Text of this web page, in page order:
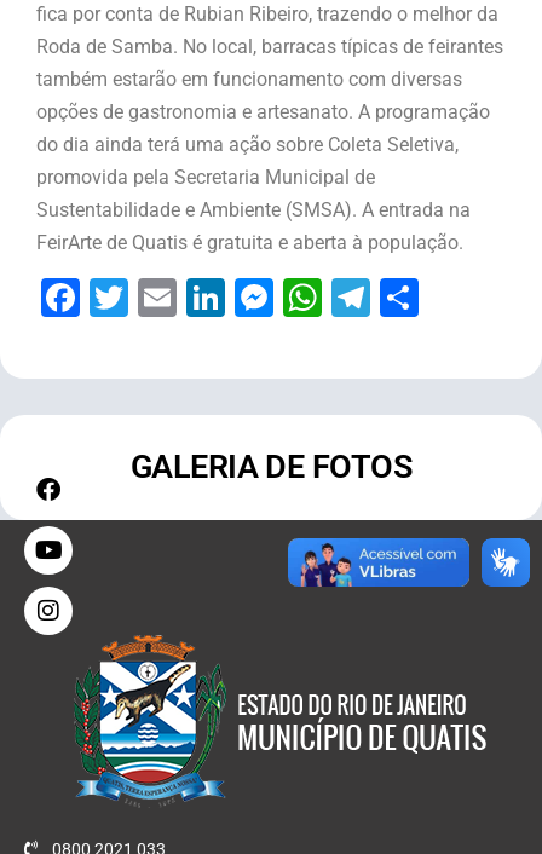
fica por conta de Rubian Ribeiro, trazendo o melhor da
Roda de Samba. No local, barracas típicas de feirantes
também estarão em funcionamento com diversas
opções de gastronomia e artesanato. A programação
do dia ainda terá uma ação sobre Coleta Seletiva,
promovida pela Secretaria Municipal de
Sustentabilidade e Ambiente (SMSA). A entrada na
FeirArte de Quatis é gratuita e aberta à população.
Facebook
Twitter
EmailLinkedIn
Messenger
WhatsApp
Telegram
GALERIA DE FOTOS
0800 2021 033